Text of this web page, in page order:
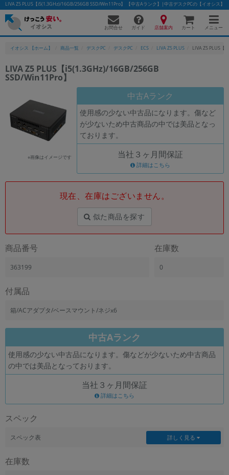
LIVA Z5 PLUS【i5(1.3GHz)/16GB/256GB SSD/Win11Pro】 【中古Aランク】|中古デスクPCの【イオシス】
お問合せ ガイド 店舗案内 カート メニュー
イオシス 【ホーム】 商品一覧 デスクPC デスクPC ECS LIVA Z5 PLUS LIVA Z5 PLUS【
LIVA Z5 PLUS【i5(1.3GHz)/16GB/256GB
SSD/Win11Pro】
※画像はイメージです
中古Aランク
使用感の少ない中古品になります。傷など
が少ないため中古商品の中では美品となっ
ております。
当社３ヶ月間保証
詳細はこちら
現在、在庫はございません。
似た商品を探す
商品番号
363199
在庫数
0
付属品
箱/ACアダプタ/ベースマウント/ネジx6
中古Aランク
使用感の少ない中古品になります。傷などが少ないため中古商品
の中では美品となっております。
当社３ヶ月間保証
詳細はこちら
スペック
スペック表 詳しく見る
在庫数